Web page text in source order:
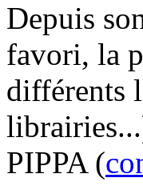
Depuis
favori, la
différents
PIPPA (